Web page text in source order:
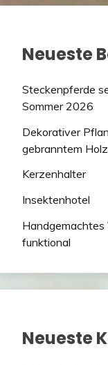
Neueste
Steckenpferde
Sommer 2026
Dekorativer
gebranntem
Kerzenhalter
Insektenhotel
Handgemachtes
funktional
Neueste